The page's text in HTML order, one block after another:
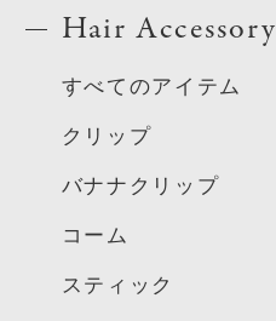
Hair Accessory
すべてのアイテム
クリップ
バナナクリップ
コーム
スティック